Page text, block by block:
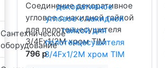
Сантехническое
оборудование
Соединение декоративное
угловое с накидной гайкой
для полотенцесушителя
3/4Fx1/2M хром TIM
796 р